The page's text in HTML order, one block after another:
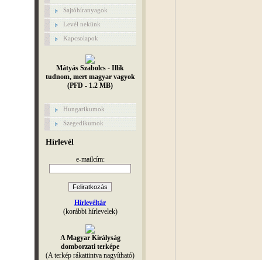
Sajtóhíranyagok
Levél nekünk
Kapcsolapok
Mátyás Szabolcs - Illik
tudnom, mert magyar vagyok
(PFD - 1.2 MB)
Hungarikumok
Szegedikumok
Hírlevél
e-mailcím:
Hírlevéltár
(korábbi hírlevelek)
A Magyar Királyság
domborzati terképe
(A terkép rákattintva nagyítható)